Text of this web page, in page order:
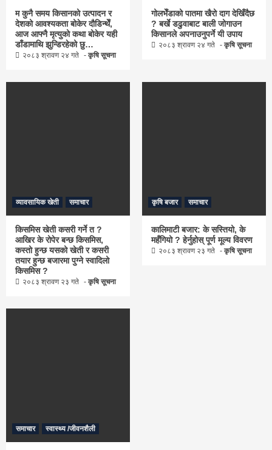
म कुनै समय किसानको उत्पादन र
देशको आवश्यकता बोकेर दौडिन्थेँ,
आज आफ्नै मृत्युको कथा बोकेर यही
डाँडामाथि झुन्डिरहेको छु…
२०८३ श्रावण २४ गते कृषि सूचना
गोलभेँडाको पातमा खैरो दाग देखिँदैछ
? बर्खे डढुवाबाट बाली जोगाउन
किसानले अपनाउनुपर्ने यी उपाय
२०८३ श्रावण २४ गते कृषि सूचना
व्यावसायिक खेती समाचार
किसमिस खेती कसरी गर्ने त ?
आखिर के रोपेर बन्छ किसमिस,
कस्तो हुन्छ यसको खेती र कसरी
तयार हुन्छ बजारमा पुग्ने स्वादिलो
किसमिस ?
२०८३ श्रावण २३ गते कृषि सूचना
कृषि बजार समाचार
कालिमाटी बजार: के सस्तियो, के
महँगियो ? हेर्नुहोस् पूर्ण मूल्य विवरण
२०८३ श्रावण २३ गते कृषि सूचना
समाचार स्वास्थ्य /जीवनशैली